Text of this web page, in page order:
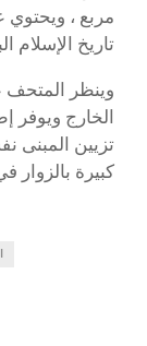
تاريخ الإسلام البالغ من
وينظر
الخارج ويوفر
تزيين المبنى
كبيرة بالزوار